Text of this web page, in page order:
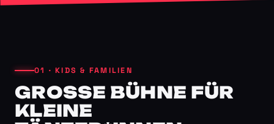
01 · KIDS & FAMILIEN
GROSSE BÜHNE FÜR K
LEINE T